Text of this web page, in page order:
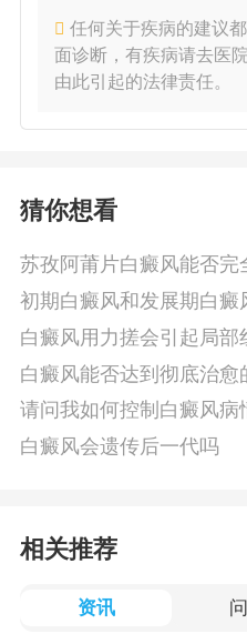
任何关于疾病的建议
面诊断，有疾病请去医
由此引起的法律责任。
猜你想看
苏孜阿莆片白癜风能否完
初期白癜风和发展期白癜
白癜风用力搓会引起局部
白癜风能否达到彻底治愈
请问我如何控制白癜风病
白癜风会遗传后一代吗
相关推荐
资讯